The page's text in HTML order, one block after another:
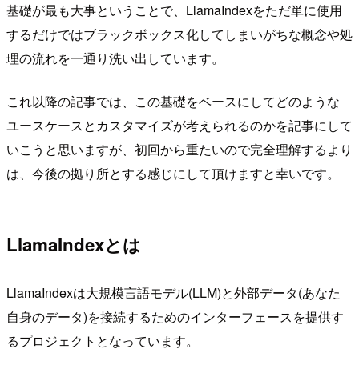
基礎が最も大事ということで、LlamaIndexをただ単に使用
するだけではブラックボックス化してしまいがちな概念や処
理の流れを一通り洗い出しています。
これ以降の記事では、この基礎をベースにしてどのような
ユースケースとカスタマイズが考えられるのかを記事にして
いこうと思いますが、初回から重たいので完全理解するより
は、今後の拠り所とする感じにして頂けますと幸いです。
LlamaIndexとは
LlamaIndexは大規模言語モデル(LLM)と外部データ(あなた
自身のデータ)を接続するためのインターフェースを提供す
るプロジェクトとなっています。